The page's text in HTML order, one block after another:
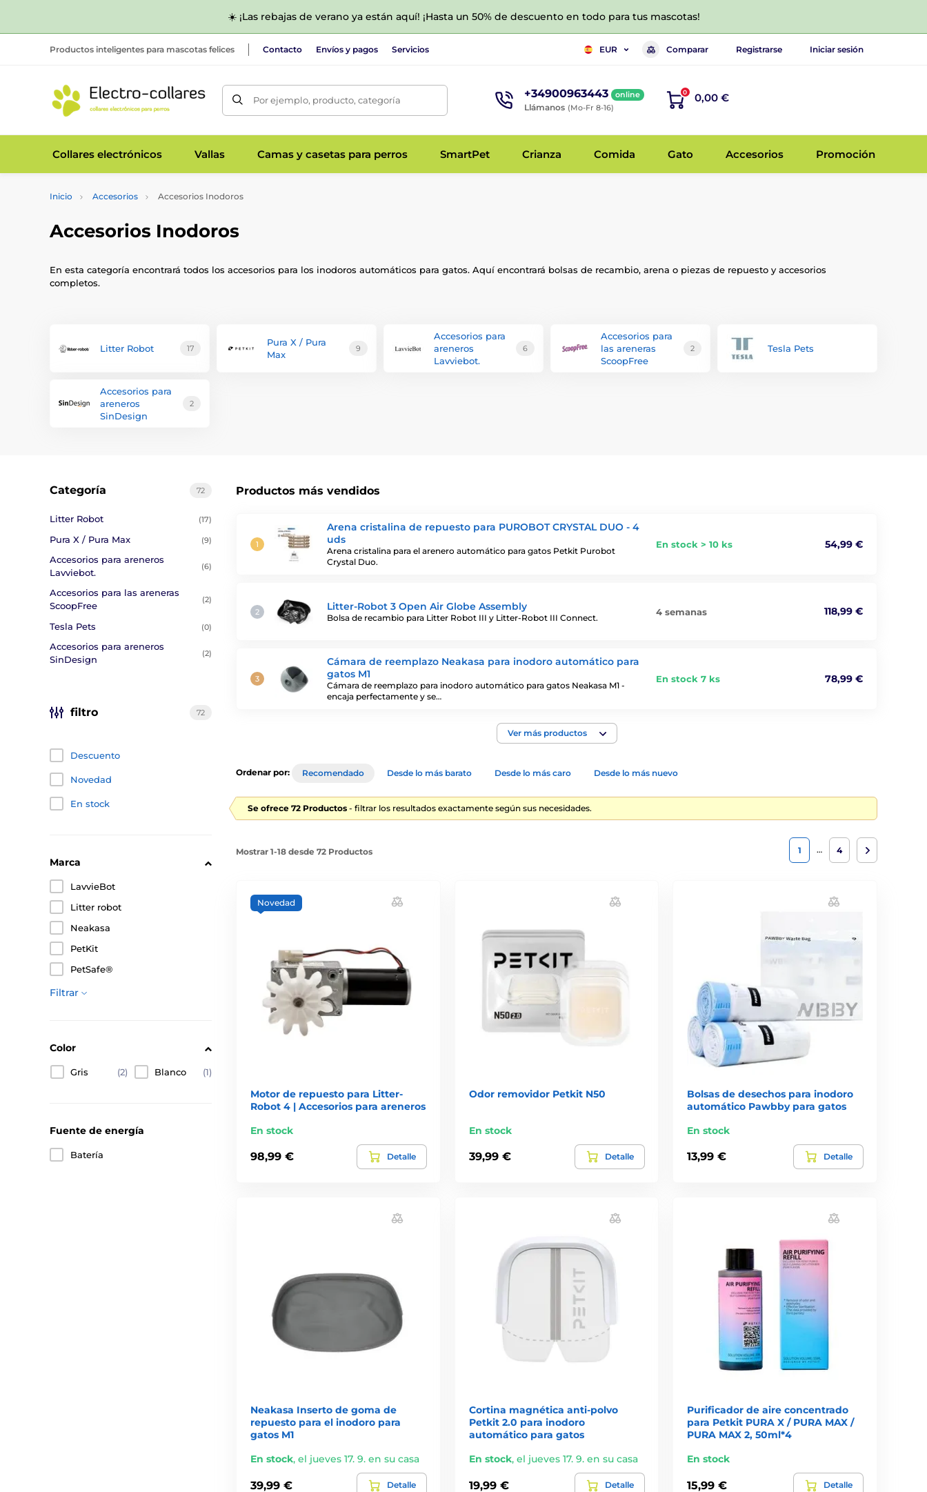
☀️ ¡Las rebajas de verano ya están aquí! ¡Hasta un 50% de descuento en todo para tus mascotas!
Productos inteligentes para mascotas felices Contacto Envíos y pagos Servicios EUR Comparar Registrarse Iniciar sesión
Por ejemplo, producto, categoría +34900963443 online
Llámanos (Mo-Fr 8-16)
0 0,00 €
Collares electrónicos Vallas Camas y casetas para perros SmartPet Crianza Comida Gato Accesorios Promoción
Inicio Accesorios Accesorios Inodoros
Accesorios Inodoros
En esta categoría encontrará todos los accesorios para los inodoros automáticos para gatos. Aquí encontrará bolsas de recambio, arena o piezas de repuesto y accesorios
completos.
Litter Robot 17
Pura X / Pura
Max
9
Accesorios para
areneros
Lavviebot.
6
Accesorios para
las areneras
ScoopFree
2 Tesla Pets
Accesorios para
areneros
SinDesign
2
Productos más vendidos
Arena cristalina de repuesto para PUROBOT CRYSTAL DUO - 4
uds
Arena cristalina para el arenero automático para gatos Petkit Purobot
Crystal Duo.
En stock > 10 ks 54,99 €
Litter-Robot 3 Open Air Globe Assembly
Bolsa de recambio para Litter Robot III y Litter-Robot III Connect.
4 semanas 118,99 €
Cámara de reemplazo Neakasa para inodoro automático para
gatos M1
Cámara de reemplazo para inodoro automático para gatos Neakasa M1 -
encaja perfectamente y se…
En stock 7 ks 78,99 €
Ver más productos
72
Categoría
Litter Robot (17)
Pura X / Pura Max (9)
Accesorios para areneros
Lavviebot.
(6)
Accesorios para las areneras
ScoopFree
(2)
Tesla Pets (0)
Accesorios para areneros
SinDesign
(2)
filtro 72
Descuento
Novedad
En stock
Marca
LavvieBot
Litter robot
Neakasa
PetKit
PetSafe®
Filtrar
Color
Gris (2) Blanco (1)
Fuente de energía
Batería
Ordenar por: Recomendado Desde lo más barato Desde lo más caro Desde lo más nuevo
Se ofrece 72 Productos - filtrar los resultados exactamente según sus necesidades.
Mostrar 1-18 desde 72 Productos 1 … 4
Novedad
Motor de repuesto para Litter-
Robot 4 | Accesorios para areneros
En stock
98,99 € Detalle
Odor removidor Petkit N50
En stock
39,99 € Detalle
Bolsas de desechos para inodoro
automático Pawbby para gatos
En stock
13,99 € Detalle
Neakasa Inserto de goma de
repuesto para el inodoro para
gatos M1
En stock, el jueves 17. 9. en su casa
39,99 € Detalle
Cortina magnética anti-polvo
Petkit 2.0 para inodoro
automático para gatos
En stock, el jueves 17. 9. en su casa
19,99 € Detalle
Purificador de aire concentrado
para Petkit PURA X / PURA MAX /
PURA MAX 2, 50ml*4
En stock
15,99 € Detalle